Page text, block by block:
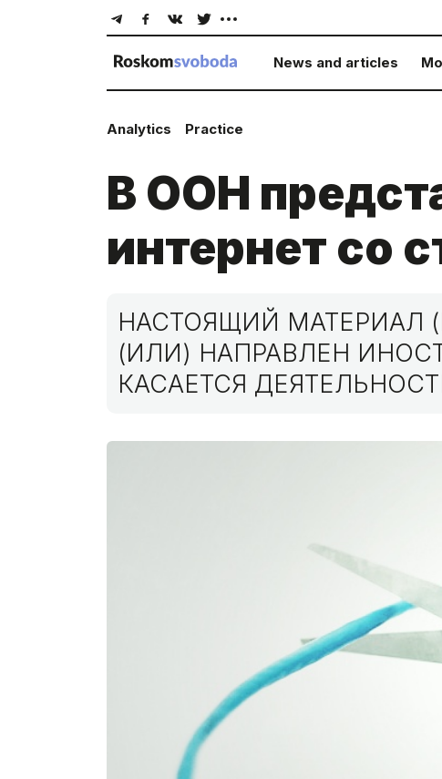
News and articles
Analytics Practice
В ООН
интернет со
НАСТОЯЩИЙ МАТЕРИАЛ
(ИЛИ) НАПРАВЛЕН
КАСАЕТСЯ